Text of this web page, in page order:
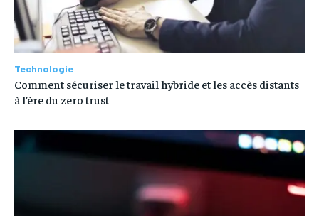
Technologie
Comment sécuriser le travail hybride et les accès distants
à l’ère du zero trust